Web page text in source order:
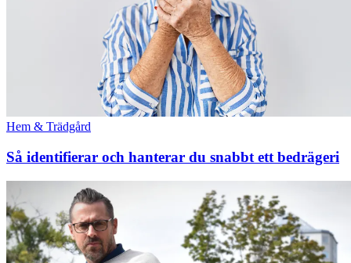
Hem & Trädgård
Så identifierar och hanterar du snabbt ett bedrägeri